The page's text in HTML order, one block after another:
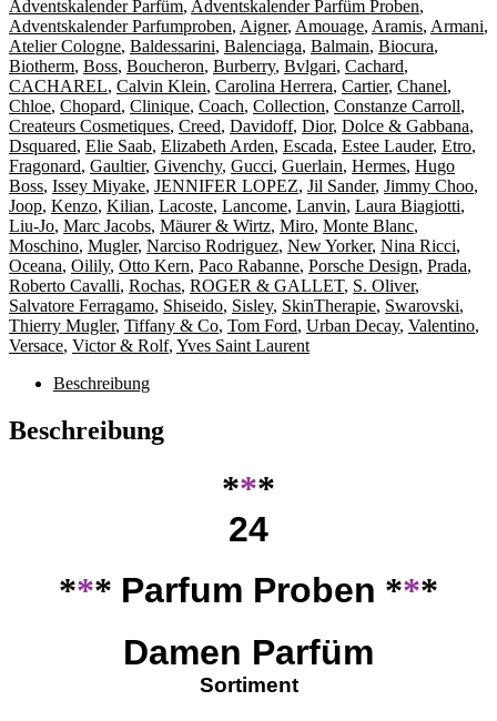
Damen
Menge
Adventskalender Parfüm, Adventskalender Parfüm Proben,
Adventskalender Parfumproben, Aigner, Amouage, Aramis, Armani,
Atelier Cologne, Baldessarini, Balenciaga, Balmain, Biocura,
Biotherm, Boss, Boucheron, Burberry, Bvlgari, Cachard,
CACHAREL, Calvin Klein, Carolina Herrera, Cartier, Chanel,
Chloe, Chopard, Clinique, Coach, Collection, Constanze Carroll,
Createurs Cosmetiques, Creed, Davidoff, Dior, Dolce & Gabbana,
Dsquared, Elie Saab, Elizabeth Arden, Escada, Estee Lauder, Etro,
Fragonard, Gaultier, Givenchy, Gucci, Guerlain, Hermes, Hugo
Boss, Issey Miyake, JENNIFER LOPEZ, Jil Sander, Jimmy Choo,
Joop, Kenzo, Kilian, Lacoste, Lancome, Lanvin, Laura Biagiotti,
Liu-Jo, Marc Jacobs, Mäurer & Wirtz, Miro, Monte Blanc,
Moschino, Mugler, Narciso Rodriguez, New Yorker, Nina Ricci,
Oceana, Oilily, Otto Kern, Paco Rabanne, Porsche Design, Prada,
Roberto Cavalli, Rochas, ROGER & GALLET, S. Oliver,
Salvatore Ferragamo, Shiseido, Sisley, SkinTherapie, Swarovski,
Thierry Mugler, Tiffany & Co, Tom Ford, Urban Decay, Valentino,
Versace, Victor & Rolf, Yves Saint Laurent
Beschreibung
Beschreibung
***
24
*** Parfum Proben ***
Damen Parfüm
Sortiment